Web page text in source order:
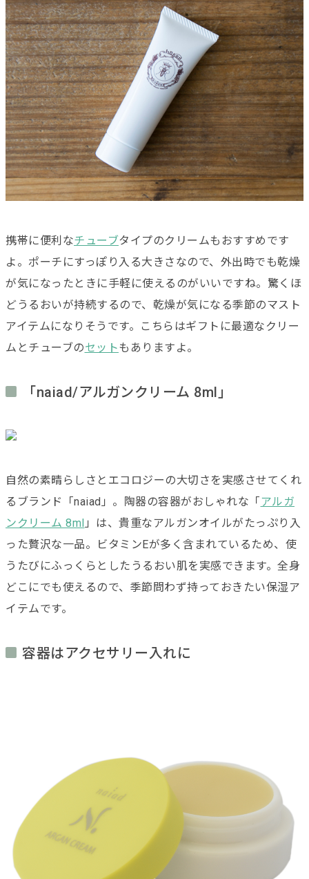
携帯に便利なチューブタイプのクリームもおすすめです
よ。ポーチにすっぽり入る大きさなので、外出時でも乾燥
が気になったときに手軽に使えるのがいいですね。驚くほ
どうるおいが持続するので、乾燥が気になる季節のマスト
アイテムになりそうです。こちらはギフトに最適なクリー
ムとチューブのセットもありますよ。
「naiad/アルガンクリーム 8ml」
自然の素晴らしさとエコロジーの大切さを実感させてくれ
るブランド「 naiad」。陶器の容器がおしゃれな「 アルガ
ンクリーム 8ml 」は、貴重なアルガンオイルがたっぷり入
った贅沢な一品。
ビタミンEが多く含まれているため、使
うたびにふっくらとしたうるおい肌を実感できます。全身
どこにでも使えるので、季節問わず持っておきたい保湿ア
イテムです。
容器はアクセサリー入れに